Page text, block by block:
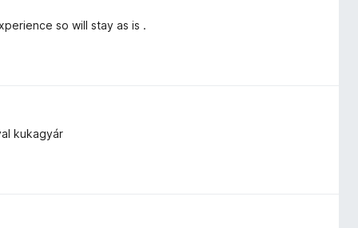
so will stay as is .
kukagyár